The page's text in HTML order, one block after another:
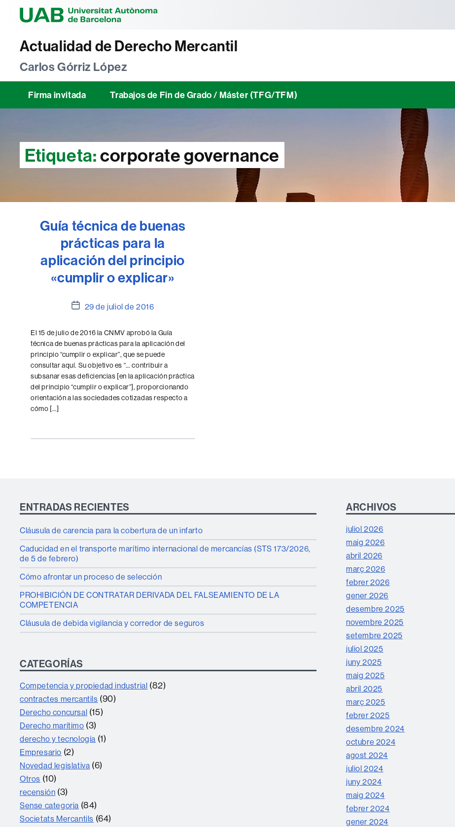
Actualidad de Derecho Mercantil
Carlos Górriz López
Firma invitada Trabajos de Fin de Grado / Máster (TFG/TFM)
Etiqueta:corporate governance
Guía técnica de buenas
prácticas para la
aplicación del principio
«cumplir o explicar»
Data
l'entrada
29 de juliol de 2016
El 15 de julio de 2016 la CNMV aprobó la Guía
técnica de buenas prácticas para la aplicación del
principio “cumplir o explicar”, que se puede
consultar aquí. Su objetivo es “… contribuir a
subsanar esas deficiencias [en la aplicación práctica
del principio “cumplir o explicar”], proporcionando
orientación a las sociedades cotizadas respecto a
cómo […]
ENTRADAS RECIENTES
Cláusula de carencia para la cobertura de un infarto
Caducidad en el transporte marítimo internacional de mercancías (STS 173/2026,
de 5 de febrero)
Cómo afrontar un proceso de selección
PROHIBICIÓN DE CONTRATAR DERIVADA DEL FALSEAMIENTO DE LA
COMPETENCIA
Cláusula de debida vigilancia y corredor de seguros
CATEGORÍAS
Competencia y propiedad industrial (82)
contractes mercantils (90)
Derecho concursal (15)
Derecho marítimo (3)
derecho y tecnología (1)
Empresario (2)
Novedad legislativa (6)
Otros (10)
recensión (3)
Sense categoria (84)
Societats Mercantils (64)
ARCHIVOS
juliol 2026
maig 2026
abril 2026
març 2026
febrer 2026
gener 2026
desembre 2025
novembre 2025
setembre 2025
juliol 2025
juny 2025
maig 2025
abril 2025
març 2025
febrer 2025
desembre 2024
octubre 2024
agost 2024
juliol 2024
juny 2024
maig 2024
febrer 2024
gener 2024